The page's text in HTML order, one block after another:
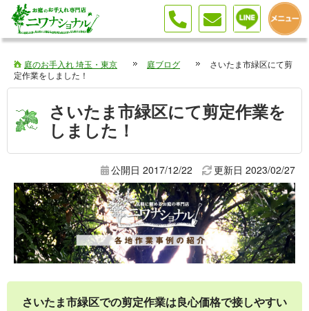
庭のお手入れ 埼玉・東京 庭ブログ
さいたま市緑区にて剪
定作業をしました！
さいたま市緑区にて剪定作業を
しました！
公開日 2017/12/22 更新日 2023/02/27
さいたま市緑区での剪定作業は良心価格で接しやすい